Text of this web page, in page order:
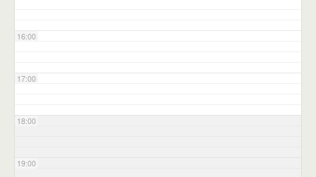
16:00
17:00
18:00
19:00